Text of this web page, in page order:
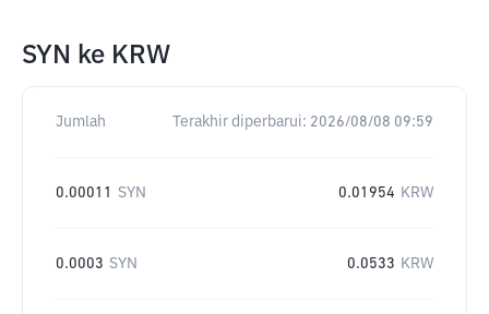
SYN ke KRW
Jumlah Terakhir diperbarui: 2026/08/08 09:59
0.00011 SYN 0.01954 KRW
0.0003 SYN 0.0533 KRW